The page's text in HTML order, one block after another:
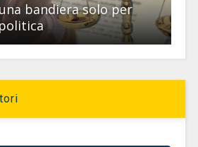
bandiera solo per